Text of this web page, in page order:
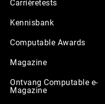
Carrièretests
Kennisbank
Computable Awards
Magazine
Ontvang Computable e-
Magazine